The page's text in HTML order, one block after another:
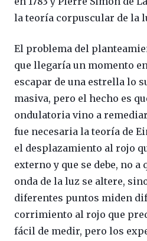
la teoría corpuscular de la
El problema del
que llegaría un momento
escapar de una estrella lo
masiva, pero el hecho es
ondulatoria vino a
fue necesaria la teoría de
el desplazamiento al rojo
externo y que se debe, no a
onda de la luz se altere,
diferentes puntos miden
corrimiento al rojo que
fácil de medir, pero los